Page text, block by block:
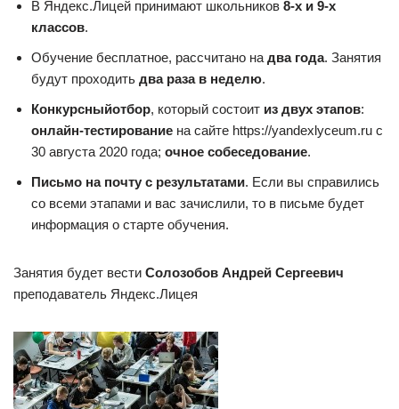
В Яндекс.Лицей принимают школьников 8-х и 9-х
классов.
Обучение бесплатное, рассчитано на два года. Занятия
будут проходить два раза в неделю.
Конкурсныйотбор, который состоит из двух этапов:
онлайн-тестирование на сайте https://yandexlyceum.ru с
30 августа 2020 года; очное собеседование.
Письмо на почту с результатами. Если вы справились
со всеми этапами и вас зачислили, то в письме будет
информация о старте обучения.
Занятия будет вести Солозобов Андрей Сергеевич
преподаватель Яндекс.Лицея